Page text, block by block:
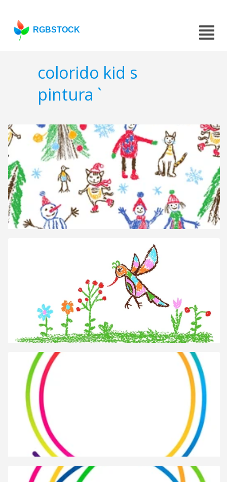
RGBSTOCK
colorido kid s
pintura `